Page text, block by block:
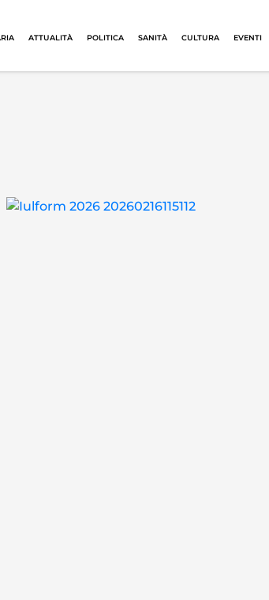
ATTUALITÀ POLITICA SANITÀ CULTURA EVENTI